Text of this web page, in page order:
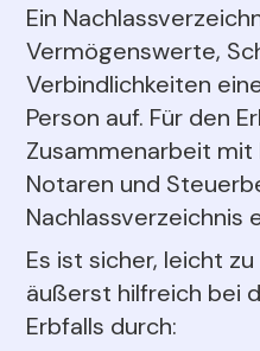
Ein
Vermögenswerte,
Verbindlichkeiten
Person auf. Für den
Zusammenarbeit
Notaren und
Nachlassverzeichnis
Es ist sicher, leicht
äußerst hilfreich bei
Erbfalls durch: